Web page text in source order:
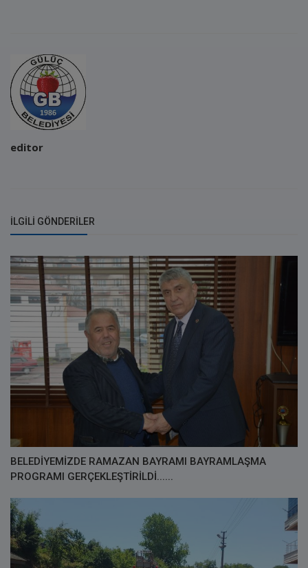
editor
İLGILI GÖNDERILER
BELEDİYEMİZDE RAMAZAN BAYRAMI BAYRAMLAŞMA
PROGRAMI GERÇEKLEŞTİRİLDİ......